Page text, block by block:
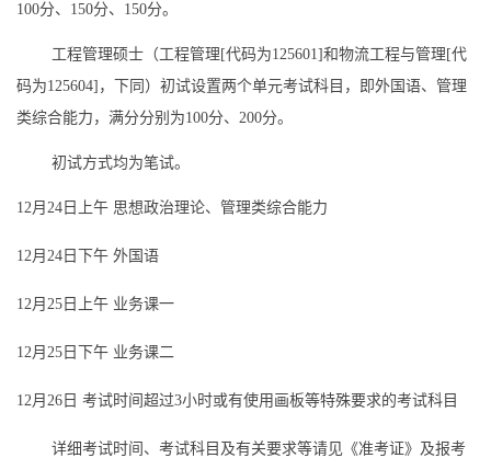
100分、 150分、 150分。
工程管理硕士（工程管理 [代码为125601]和物流工程与管理 [代
码为125604] ，下同）初试设置两个单元考试科目，即外国语、管理
类综合能力，满分分别为100分、 200分。
初试方式均为笔试。
12月 24 日上午 思想政治理论、管理类综合能力
12月 24 日下午 外国语
12月 25 日上午 业务课一
12月 25 日下午 业务课二
12月 26 日 考试时间超过3小时或有使用画板等特殊要求的考试科目
详细考试时间、考试科目及有关要求等请见《准考证》及报考